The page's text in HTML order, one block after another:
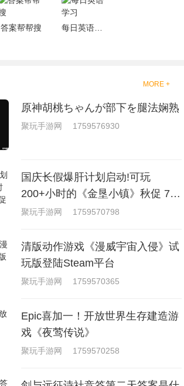
答案帮帮搜 每日英语学习
MORE +
原神胡桃ちゃんが部下を腿法娴熟
聚玩手游网 1759576930
国庆长假爆肝计划启动!可玩
200+小时的《金垦小镇》秋促 7折
中
聚玩手游网 1759570798
清版动作游戏《漫威宇宙入侵》试
玩版登陆Steam平台
聚玩手游网 1759570365
Epic喜加一！开放世界生存建造游
戏《夜莺传说》
聚玩手游网 1759570258